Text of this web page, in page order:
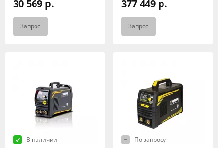
30 569 р.
Запрос
377 449 р.
Запрос
В наличии
По запросу